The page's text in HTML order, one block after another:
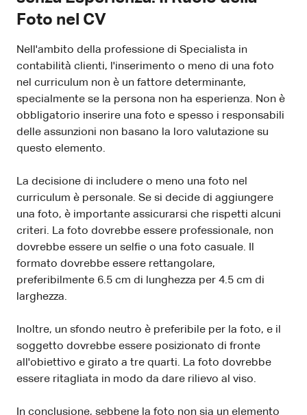
Foto nel CV
Nell'ambito della professione di Specialista in
contabilità clienti, l'inserimento o meno di una foto
nel curriculum non è un fattore determinante,
specialmente se la persona non ha esperienza. Non è
obbligatorio inserire una foto e spesso i responsabili
delle assunzioni non basano la loro valutazione su
questo elemento.
La decisione di includere o meno una foto nel
curriculum è personale. Se si decide di aggiungere
una foto, è importante assicurarsi che rispetti alcuni
criteri. La foto dovrebbe essere professionale, non
dovrebbe essere un selfie o una foto casuale. Il
formato dovrebbe essere rettangolare,
preferibilmente 6.5 cm di lunghezza per 4.5 cm di
larghezza.
Inoltre, un sfondo neutro è preferibile per la foto, e il
soggetto dovrebbe essere posizionato di fronte
all'obiettivo e girato a tre quarti. La foto dovrebbe
essere ritagliata in modo da dare rilievo al viso.
In conclusione, sebbene la foto non sia un elemento